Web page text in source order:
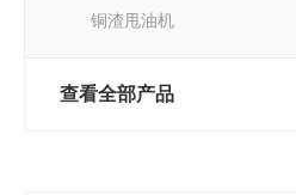
铜渣甩油机
查看全部产品